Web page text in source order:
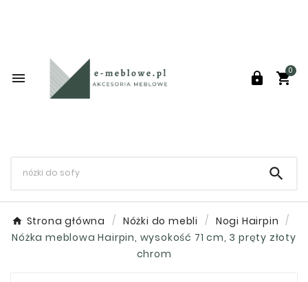
  
0

Strona główna Nóżki do mebli
Nogi Hairpin
Nóżka meblowa Hairpin, wysokość 71 cm, 3 pręty złoty
chrom